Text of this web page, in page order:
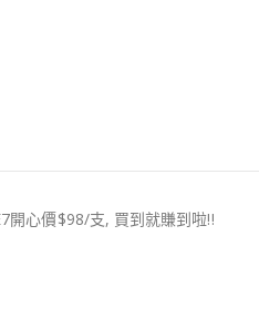
開心價$98/支, 買到就賺到啦!!